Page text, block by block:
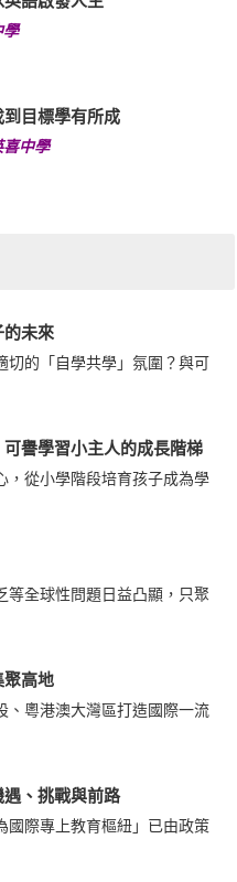
目標學有所成
中學
未來
切的「自學共學」氛圍？與可
譽學習小主人的成長階梯
，從小學階段培育孩子成為學
等全球性問題日益凸顯，只聚
高地
、粵港澳大灣區打造國際一流
、挑戰與前路
國際專上教育樞紐」已由政策